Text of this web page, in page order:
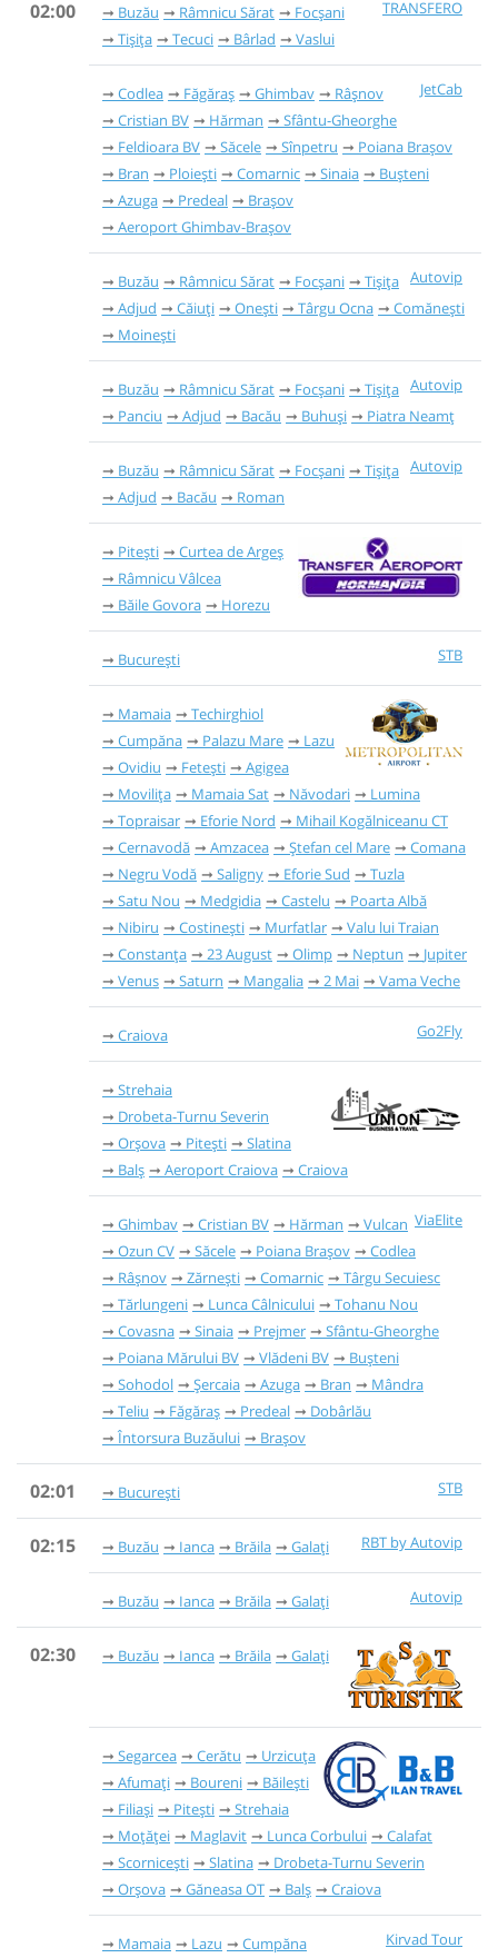
02:00 TRANSFERO
Buzău Râmnicu Sărat
Focșani
Tișița
Tecuci Bârlad Vaslui
JetCab
Codlea Făgăraș Ghimbav
Râşnov
Cristian BV
Hărman
Sfântu-Gheorghe
Feldioara BV
Săcele Sînpetru
Poiana Brașov
Bran
Ploiești Comarnic Sinaia
Bușteni
Azuga
Predeal
Brașov
Aeroport Ghimbav-Brașov
Autovip
Buzău Râmnicu Sărat Focșani
Tișița
Adjud
Căiuți Onești Târgu Ocna
Comănești
Moinești
Autovip
Buzău Râmnicu Sărat Focșani
Tișița
Panciu
Adjud Bacău Buhuși Piatra Neamț
Autovip
Buzău Râmnicu Sărat Focșani
Tișița
Adjud
Bacău Roman
Pitești
Curtea de Argeș
Râmnicu Vâlcea
Băile Govora
Horezu
STB
București
Mamaia
Techirghiol
Cumpăna
Palazu Mare
Lazu
Ovidiu
Fetești
Agigea
Movilița
Mamaia Sat Năvodari
Lumina
Topraisar
Eforie Nord
Mihail Kogălniceanu CT
Cernavodă
Amzacea Ștefan cel Mare
Comana
Negru Vodă
Saligny Eforie Sud
Tuzla
Satu Nou
Medgidia Castelu
Poarta Albă
Nibiru
Costinești Murfatlar
Valu lui Traian
Constanța
23 August Olimp Neptun
Jupiter
Venus
Saturn Mangalia 2 Mai Vama Veche
Go2Fly
Craiova
Strehaia
Drobeta-Turnu Severin
Orșova
Pitești
Slatina
Balș
Aeroport Craiova Craiova
ViaElite
Ghimbav Cristian BV Hărman
Vulcan
Ozun CV
Săcele Poiana Brașov
Codlea
Râşnov
Zărnești Comarnic
Târgu Secuiesc
Tărlungeni
Lunca Câlnicului
Tohanu Nou
Covasna
Sinaia Prejmer
Sfântu-Gheorghe
Poiana Mărului BV
Vlădeni BV
Bușteni
Sohodol
Șercaia Azuga Bran
Mândra
Teliu
Făgăraș Predeal
Dobârlău
Întorsura Buzăului
Brașov
02:01 STB
București
02:15 RBT by Autovip
Buzău Ianca Brăila Galați
Autovip
Buzău Ianca Brăila Galați
02:30 Buzău Ianca Brăila Galați
Segarcea Cerătu
Urzicuța
Afumați
Boureni
Băilești
Filiași
Pitești
Strehaia
Moțăței
Maglavit Lunca Corbului
Calafat
Scornicești
Slatina
Drobeta-Turnu Severin
Orșova
Găneasa OT Balș Craiova
Kirvad Tour
Mamaia Lazu
Cumpăna